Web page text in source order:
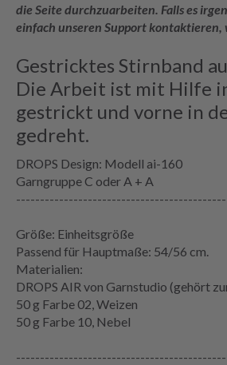
die Seite durchzuarbeiten. Falls es
einfach unseren Support
Gestricktes Stirnband
Die Arbeit ist mit Hilfe
gestrickt und vorne in
gedreht.
DROPS Design: Modell ai-160
Garngruppe C oder A + A
Größe: Einheitsgröße
Passend für Hauptmaße: 54/56 cm.
Materialien:
DROPS AIR von Garnstudio (gehört
50 g Farbe 02, Weizen
50 g Farbe 10, Nebel